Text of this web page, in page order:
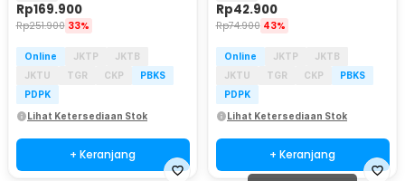
Rp169.900
Rp251.900 33%
Online JKTP
JKTB
JKTU
TGR CKP
PBKS
PDPK
Lihat Ketersediaan Stok
+ Keranjang
Rp42.900
Rp74.900 43%
Online JKTP
JKTB
JKTU
TGR CKP
PBKS
PDPK
Lihat Ketersediaan Stok
+ Keranjang